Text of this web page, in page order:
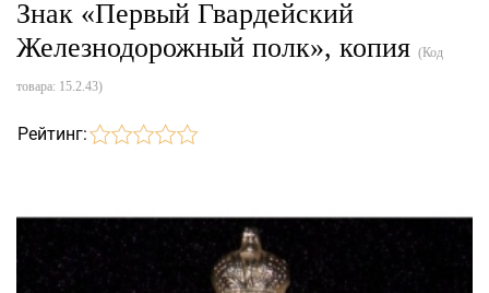
Знак «Первый Гвардейский
Железнодорожный полк», копия (Код
товара: 15.2.43)
Рейтинг: